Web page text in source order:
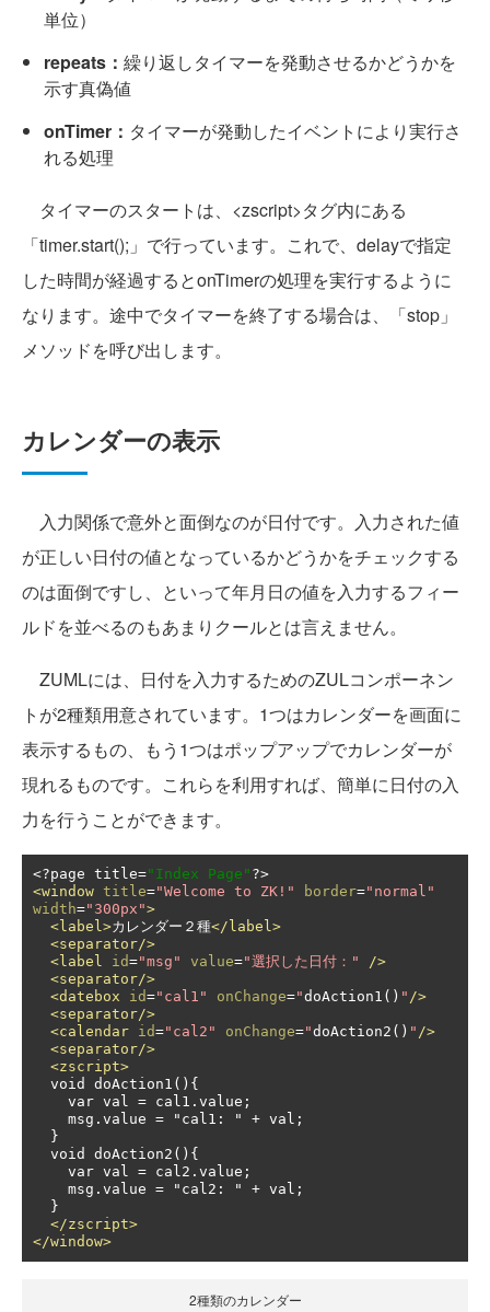
単位）
repeats： 繰り返しタイマーを発動させるかどうかを
示す真偽値
onTimer： タイマーが発動したイベントにより実行さ
れる処理
タイマーのスタートは、<zscript>タグ内にある
「timer.start();」で行っています。これで、delayで指定
した時間が経過するとonTimerの処理を実行するように
なります。途中でタイマーを終了する場合は、「stop」
メソッドを呼び出します。
カレンダーの表示
入力関係で意外と面倒なのが日付です。入力された値
が正しい日付の値となっているかどうかをチェックする
のは面倒ですし、といって年月日の値を入力するフィー
ルドを並べるのもあまりクールとは言えません。
ZUMLには、日付を入力するためのZULコンポーネン
トが2種類用意されています。1つはカレンダーを画面に
表示するもの、もう1つはポップアップでカレンダーが
現れるものです。これらを利用すれば、簡単に日付の入
力を行うことができます。
<?page title="Index Page" ?>
<window title="Welcome to ZK!" border="normal"
width="300px">
<label>カレンダー２種</label>
<separator/>
<label
id="msg" value="選択した日付："
/>
<separator/>
<datebox
id="cal1" onChange="doAction1 () " />
<separator/>
<calendar id="cal2" onChange="doAction2 () " />
<separator/>
<zscript>
</zscript>
</window>
2種類のカレンダー